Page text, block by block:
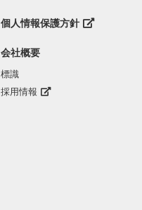
個人情報保護方針
会社概要
標識
採用情報